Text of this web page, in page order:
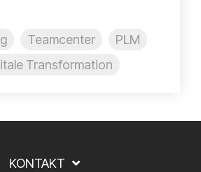
Teamcenter
PLM
Transformation
KONTAKT